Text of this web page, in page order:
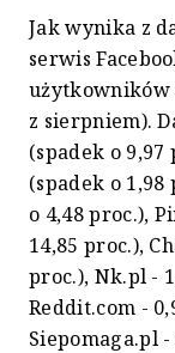
Jak wynika z
serwis
użytkowników
z sierpniem).
(spadek o
(spadek o
o 4,48 proc.),
14,85 proc.),
proc.), Nk.pl -
Reddit.com -
Siepomaga.pl